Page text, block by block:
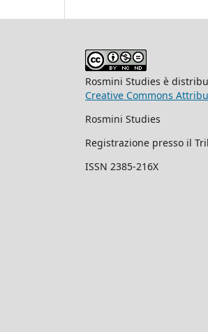
Rosmini Studies è
Creative Commons
Rosmini Studies
Registrazione presso il
ISSN 2385-216X